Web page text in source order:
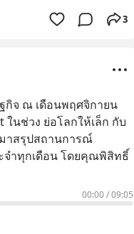
3
กิจ ณ เดือนพฤศจิกายน
ในช่วง ย่อโลกให้เล็ก กับ
าสรุปสถานการณ์
จำทุกเดือน โดยคุณพิสิทธิ์
00:00/09:05